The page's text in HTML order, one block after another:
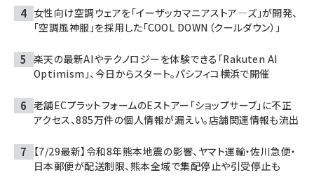
女性向け空調ウェアを「イーザッカマニアストア―ズ」が開発、
「空調風神服」を採用した「COOL DOWN（クールダウン）」
楽天の最新AIやテクノロジーを体験できる「Rakuten AI
Optimism」、今日からスタート。パシフィコ横浜で開催
老舗ECプラットフォームのEストアー「ショップサーブ」に不正
アクセス、885万件の個人情報が漏えい。店舗関連情報も流出
【7/29最新】令和8年熊本地震の影響、ヤマト運輸・佐川急便・
日本郵便が配送制限、熊本全域で集配停止や引受停止も